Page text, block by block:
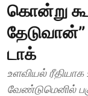
கொன்று
டாக்
உளவியல்
வேண்டுமெனில்